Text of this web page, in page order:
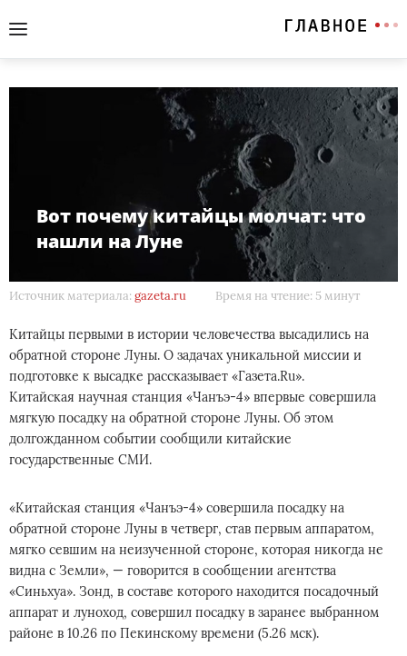
Вот почему китайцы молчат: что
нашли на Луне
Источник материала: gazeta.ru Время на чтение: 5 минут
Китайцы первыми в истории человечества высадились на
обратной стороне Луны. О задачах уникальной миссии и
подготовке к высадке рассказывает «Газета.Ru».
Китайская научная станция «Чанъэ-4» впервые совершила
мягкую посадку на обратной стороне Луны. Об этом
долгожданном событии сообщили китайские
государственные СМИ.
«Китайская станция «Чанъэ-4» совершила посадку на
обратной стороне Луны в четверг, став первым аппаратом,
мягко севшим на неизученной стороне, которая никогда не
видна с Земли», — говорится в сообщении агентства
«Синьхуа». Зонд, в составе которого находится посадочный
аппарат и луноход, совершил посадку в заранее выбранном
районе в 10.26 по Пекинскому времени (5.26 мск).